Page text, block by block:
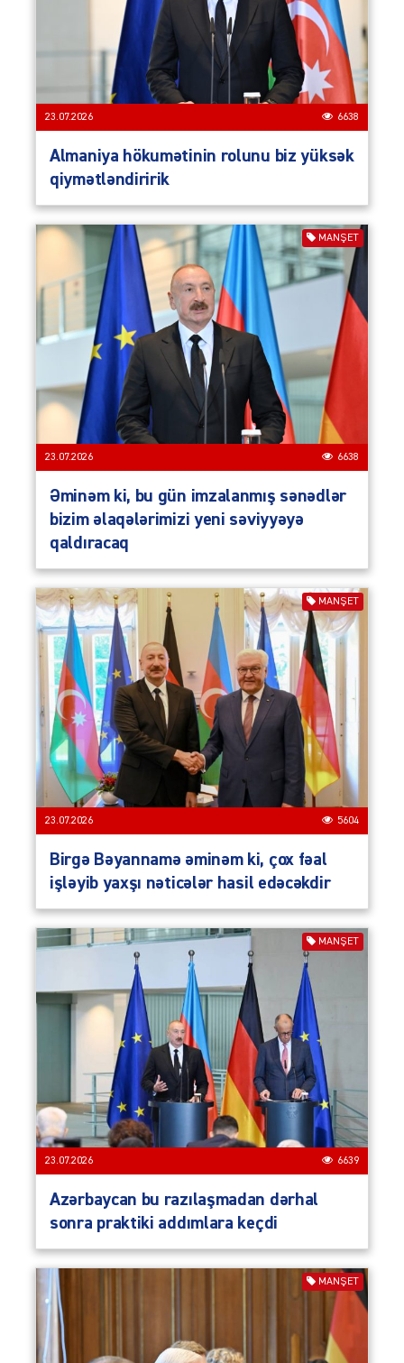
23.07.2026 6638
Almaniya hökumətinin rolunu biz yüksək
qiymətləndiririk
MANŞET
23.07.2026 6638
Əminəm ki, bu gün imzalanmış sənədlər
bizim əlaqələrimizi yeni səviyyəyə
qaldıracaq
MANŞET
23.07.2026 5604
Birgə Bəyannamə əminəm ki, çox fəal
işləyib yaxşı nəticələr hasil edəcəkdir
MANŞET
23.07.2026 6639
Azərbaycan bu razılaşmadan dərhal
sonra praktiki addımlara keçdi
MANŞET